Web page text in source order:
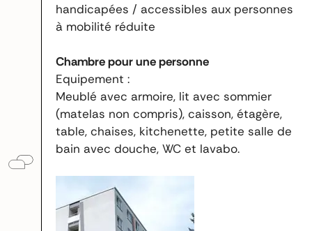
handicapées / accessibles aux personnes
à mobilité réduite
Chambre pour une personne
Equipement :
Meublé avec armoire, lit avec sommier
(matelas non compris), caisson, étagère,
table, chaises, kitchenette, petite salle de
bain avec douche, WC et lavabo.